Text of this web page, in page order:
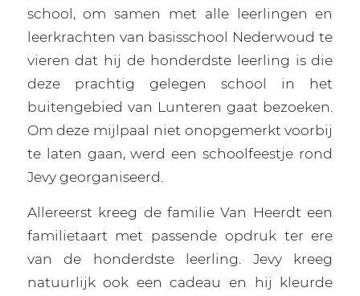
school, om samen met alle leerlingen en
leerkrachten van basisschool Nederwoud te
vieren dat hij de honderdste leerling is die
deze prachtig gelegen school in het
buitengebied van Lunteren gaat bezoeken.
Om deze mijlpaal niet onopgemerkt voorbij
te laten gaan, werd een schoolfeestje rond
Jevy georganiseerd.
Allereerst kreeg de familie Van Heerdt een
familietaart met passende opdruk ter ere
van de honderdste leerling. Jevy kreeg
natuurlijk ook een cadeau en hij kleurde